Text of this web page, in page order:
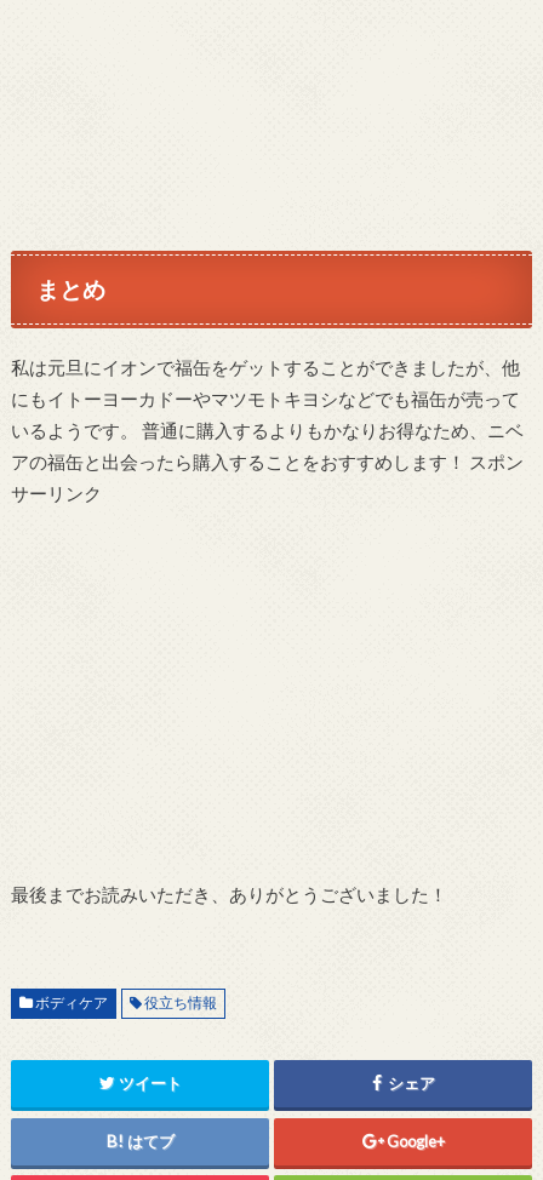
まとめ
私は元旦にイオンで福缶をゲットすることができましたが、他
にもイトーヨーカドーやマツモトキヨシなどでも福缶が売って
いるようです。 普通に購入するよりもかなりお得なため、ニベ
アの福缶と出会ったら購入することをおすすめします！ スポン
サーリンク
最後までお読みいただき、ありがとうございました！
ボディケア 役立ち情報
ツイート シェア
はてブ Google+